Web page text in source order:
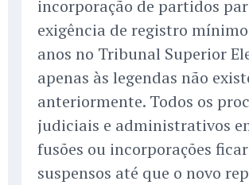
incorporação de partidos
exigência de registro
anos no Tribunal Superior
apenas às legendas não
anteriormente. Todos os
judiciais e administrativos
fusões ou incorporações
suspensos até que o novo